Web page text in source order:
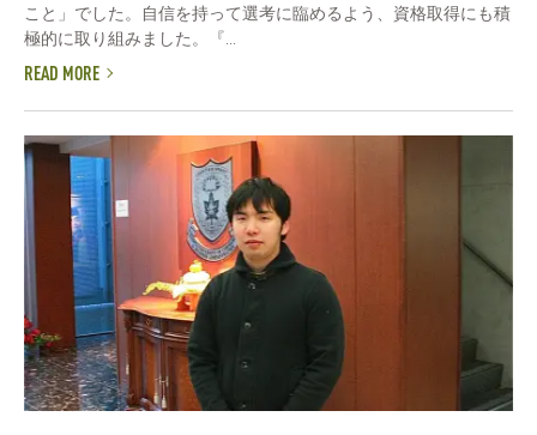
こと」でした。自信を持って選考に臨めるよう、資格取得にも積
極的に取り組みました。『...
READ MORE